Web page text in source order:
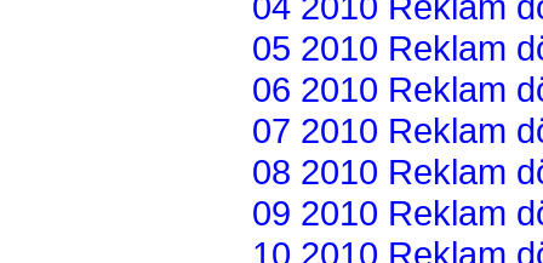
05 2010 Reklam
06 2010 Reklam
07 2010 Reklam
08 2010 Reklam
09 2010 Reklam
10 2010 Reklam